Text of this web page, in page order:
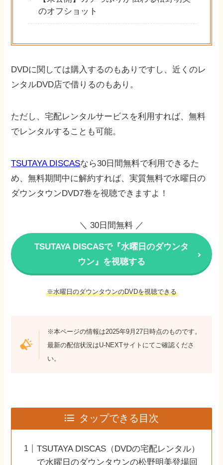
のオフショット
DVDに関しては購入するのもありですし、近くのレ
ンタルDVD店で借りるのもあり。
ただし、宅配レンタルサービスを利用すれば、無料
でレンタルすることも可能。
TSUTAYA DISCASなら30日間無料で利用できるた
め、無料期間中に解約すれば、実質無料で水曜日の
ダウンタウンDVD7巻を視聴できますよ！
＼ 30日間無料 ／
TSUTAYA DISCASで『水曜日のダウンタ
ウン』を視聴する
※水曜日のダウンタウンのDVDを視聴できる
※本ページの情報は2025年9月27日時点のものです。
最新の配信状況はU-NEXTサイトにてご確認くださ
い。
タップできる目次
TSUTAYA DISCAS（DVDの宅配レンタル）
で水曜日のダウンタウンの松野明美登場回